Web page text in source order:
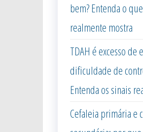
bem? Entenda o
realmente mostra
TDAH é excesso de
dificuldade de
Entenda os sinais
Cefaleia primária e